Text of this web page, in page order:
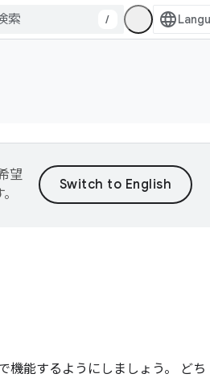
/
望
機能するようにしましょう。 どち